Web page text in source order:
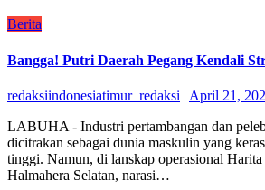
Berita
Bangga! Putri Daerah Pegang Kendali
redaksiindonesiatimur_redaksi | April 21,
LABUHA - Industri pertambangan dan
dicitrakan sebagai dunia maskulin yang
tinggi. Namun, di lanskap operasional
Halmahera Selatan, narasi…